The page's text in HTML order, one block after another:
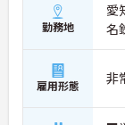
勤務地
愛
名
雇用形態 非